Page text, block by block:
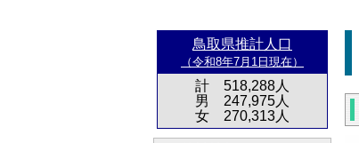
鳥取県推計人口
（令和8年7月1日現在）
計 518,288人
男 247,975人
女 270,313人